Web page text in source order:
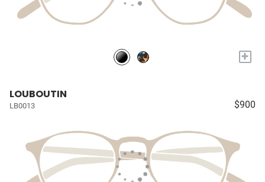
+
LOUBOUTIN
LB0013 $900